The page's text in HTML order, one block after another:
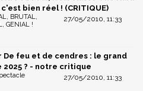
c'est bien réel ! (CRITIQUE)
27/05/2010, 11:33
BRUTAL,
GENIAL !
De feu et de cendres : le grand
2025 ? - notre critique
27/05/2010, 11:33